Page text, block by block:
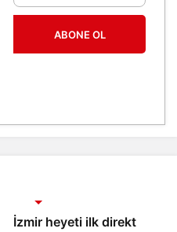
ABONE OL
İzmir heyeti ilk direkt